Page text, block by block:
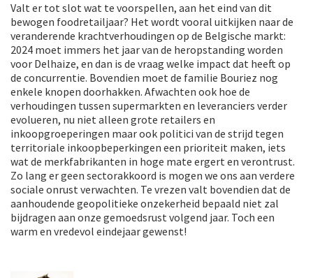
Valt er tot slot wat te voorspellen, aan het eind van dit
bewogen foodretailjaar? Het wordt vooral uitkijken naar de
veranderende krachtverhoudingen op de Belgische markt:
2024 moet immers het jaar van de heropstanding worden
voor Delhaize, en dan is de vraag welke impact dat heeft op
de concurrentie. Bovendien moet de familie Bouriez nog
enkele knopen doorhakken. Afwachten ook hoe de
verhoudingen tussen supermarkten en leveranciers verder
evolueren, nu niet alleen grote retailers en
inkoopgroeperingen maar ook politici van de strijd tegen
territoriale inkoopbeperkingen een prioriteit maken, iets
wat de merkfabrikanten in hoge mate ergert en verontrust.
Zo lang er geen sectorakkoord is mogen we ons aan verdere
sociale onrust verwachten. Te vrezen valt bovendien dat de
aanhoudende geopolitieke onzekerheid bepaald niet zal
bijdragen aan onze gemoedsrust volgend jaar. Toch een
warm en vredevol eindejaar gewenst!